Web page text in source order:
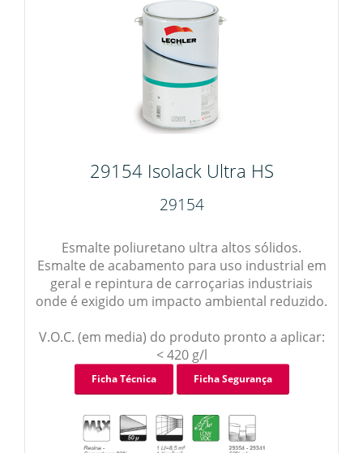
29154 Isolack Ultra HS
29154
Esmalte poliuretano ultra altos sólidos.
Esmalte de acabamento para uso industrial em
geral e repintura de carroçarias industriais
onde é exigido um impacto ambiental reduzido.
V.O.C. (em media) do produto pronto a aplicar:
< 420 g/l
Ficha Técnica Ficha Segurança